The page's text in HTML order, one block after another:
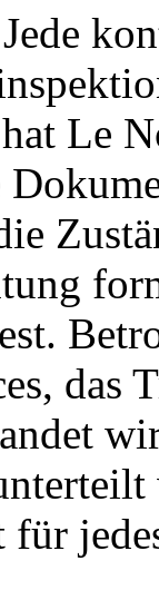
Jede
Le
das